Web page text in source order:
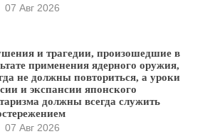
07 Авг 2026
и трагедии, произошедшие в
применения ядерного оружия,
не должны повториться, а уроки
и экспансии японского
должны всегда служить
07 Авг 2026